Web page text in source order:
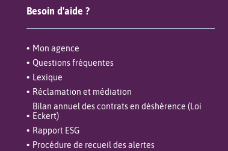
Besoin d'aide ?
Mon agence
Questions fréquentes
Lexique
Réclamation et médiation
Bilan annuel des contrats en déshérence (Loi
Eckert)
Rapport ESG
Procédure de recueil des alertes